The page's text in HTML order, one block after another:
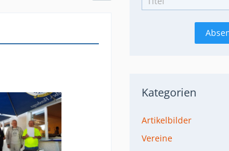
Kategorien
Artikelbilder
Vereine